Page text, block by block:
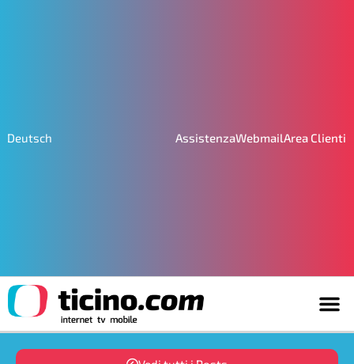
Deutsch AssistenzaWebmailArea Clienti